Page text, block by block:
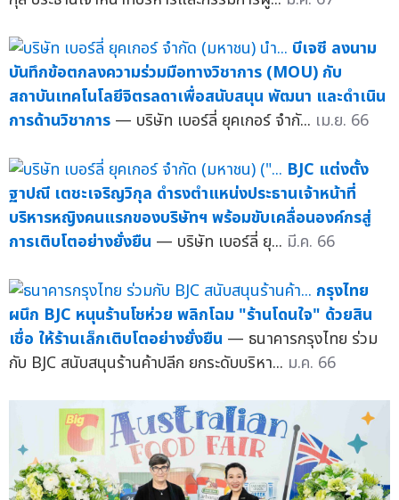
บีเจซี ลงนาม
บันทึกข้อตกลงความร่วมมือทางวิชาการ (MOU) กับ
สถาบันเทคโนโลยีจิตรลดาเพื่อสนับสนุน พัฒนา และดำเนิน
การด้านวิชาการ — บริษัท เบอร์ลี่ ยุคเกอร์ จำกั... เม.ย. 66
BJC แต่งตั้ง
ฐาปณี เตชะเจริญวิกุล ดำรงตำแหน่งประธานเจ้าหน้าที่
บริหารหญิงคนแรกของบริษัทฯ พร้อมขับเคลื่อนองค์กรสู่
การเติบโตอย่างยั่งยืน — บริษัท เบอร์ลี่ ยุ... มี.ค. 66
กรุงไทย
ผนึก BJC หนุนร้านโชห่วย พลิกโฉม "ร้านโดนใจ" ด้วยสิน
เชื่อ ให้ร้านเล็กเติบโตอย่างยั่งยืน — ธนาคารกรุงไทย ร่วม
กับ BJC สนับสนุนร้านค้าปลีก ยกระดับบริหา... ม.ค. 66